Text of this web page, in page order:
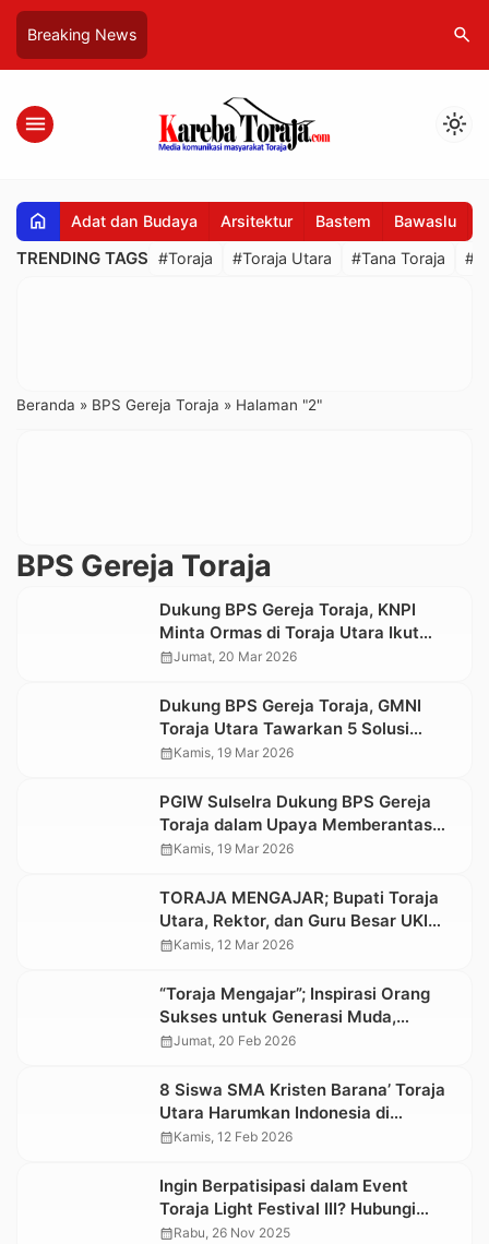
Breaking News search
menu light_mode
home Adat dan Budaya Arsitektur Bastem Bawaslu
TRENDING TAGS #Toraja #Toraja Utara #Tana Toraja
Beranda » BPS Gereja Toraja » Halaman "2"
BPS Gereja Toraja
Dukung BPS Gereja Toraja, KNPI
Minta Ormas di Toraja Utara Ikut
Berantas Penyakit Sosial
calendar_monthJumat, 20 Mar 2026
Dukung BPS Gereja Toraja, GMNI
Toraja Utara Tawarkan 5 Solusi
Pencegahan Praktik Judi dan
Silaga
calendar_monthKamis, 19 Mar 2026
PGIW Sulselra Dukung BPS Gereja
Toraja dalam Upaya Memberantas
Judi dan Penyakit Sosial Lainnya
calendar_monthKamis, 19 Mar 2026
TORAJA MENGAJAR; Bupati Toraja
Utara, Rektor, dan Guru Besar UKI
Toraja Berbagi Inspirasi di SMA
calendar_monthKamis, 12 Mar 2026
“Toraja Mengajar”; Inspirasi Orang
Sukses untuk Generasi Muda,
Terutama di Daerah 3T
calendar_monthJumat, 20 Feb 2026
8 Siswa SMA Kristen Barana’ Toraja
Utara Harumkan Indonesia di
Olimpiade Matematika Internasional
calendar_monthKamis, 12 Feb 2026
Ingin Berpatisipasi dalam Event
Toraja Light Festival III? Hubungi
Nomor Ini
calendar_monthRabu, 26 Nov 2025